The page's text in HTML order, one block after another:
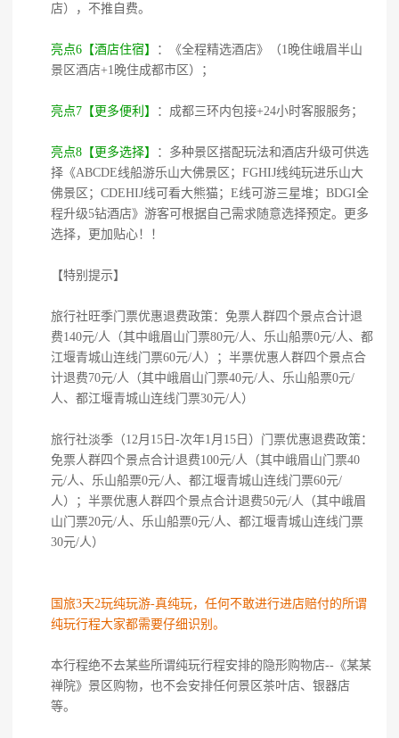
店），不推自费。
亮点6【酒店住宿】
：《全程精选酒店》（1晚住峨眉半山
景区酒店+1晚住成都市区）；
亮点7【更多便利】 ：成都三环内包接+24小时客服服务；
亮点8【更多选择】
：多种景区搭配玩法和酒店升级可供选
择《ABCDE线船游乐山大佛景区；FGHIJ线纯玩进乐山大
佛景区；CDEHIJ线可看大熊猫；E线可游三星堆；BDGI全
程升级5钻酒店》游客可根据自己需求随意选择预定。更多
选择，更加贴心！！
【特别提示】
旅行社旺季门票优惠退费政策：免票人群四个景点合计退
费140元/人（其中峨眉山门票80元/人、乐山船票0元/人、都
江堰青城山连线门票60元/人）；半票优惠人群四个景点合
计退费70元/人（其中峨眉山门票40元/人、乐山船票0元/
人、都江堰青城山连线门票30元/人）
旅行社淡季（12月15日-次年1月15日）门票优惠退费政策：
免票人群四个景点合计退费100元/人（其中峨眉山门票40
元/人、乐山船票0元/人、都江堰青城山连线门票60元/
人）；半票优惠人群四个景点合计退费50元/人（其中峨眉
山门票20元/人、乐山船票0元/人、都江堰青城山连线门票
30元/人）
国旅3天2玩纯玩游-真纯玩，任何不敢进行进店赔付的所谓
纯玩行程大家都需要仔细识别。
本行程绝不去某些所谓纯玩行程安排的隐形购物店--《某某
禅院》景区购物，也不会安排任何景区茶叶店、银器店
等。